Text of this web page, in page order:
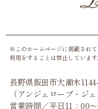
※このホームページに掲載され
利用をすることは禁止しています
長野県飯田市大瀬木
（アンジェローブ・ジェ
営業時間／平日11：00